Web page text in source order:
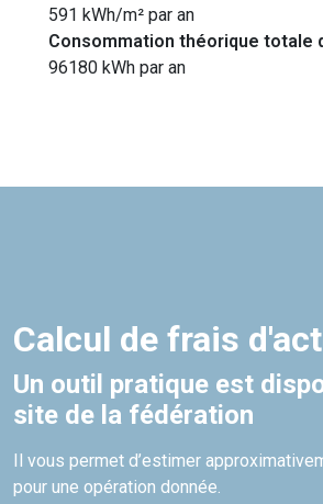
591 kWh/m² par an
Consommation théorique totale
96180 kWh par an
Calcul de frais
Un outil pratique est
site de la fédération
Il vous permet d’estimer
pour une opération donnée.